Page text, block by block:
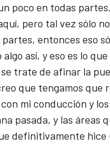
poco en todas
pero tal vez sólo
entonces eso
así, y eso es lo
trate de afinar la
que tengamos que
mi conducción y
pasada, y las áreas
definitivamente hice